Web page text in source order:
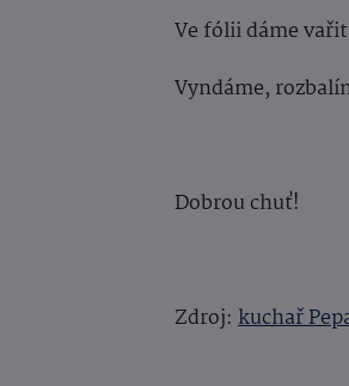
Ve fólii dáme
Vyndáme,
Dobrou chuť!
Zdroj: kuchař